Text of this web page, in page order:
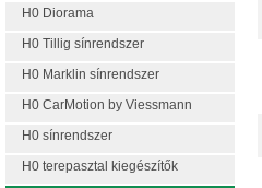
H0 Diorama
H0 Tillig sínrendszer
H0 Marklin sínrendszer
H0 CarMotion by Viessmann
H0 sínrendszer
H0 terepasztal kiegészítők